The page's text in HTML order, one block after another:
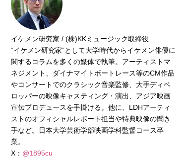
イケメン研究家 / (株)KKミュージック取締役
“イケメン研究家”として大学時代からイケメン俳優に
関するコラムを多くの媒体で執筆。アーティストマ
ネジメント、ダイナマイトボートレース等のCM作品
やコンサートでのクラシック音楽監修、大手ディベ
ロッパーの映像キャスティング・演出、アジア映画
宣伝プロデュースを手掛ける。他に、LDHアーティ
ストのオフィシャルレポート担当や特典映像の聞き
手など。日本大学芸術学部映画学科監督コース卒
業。
X： @1895cu